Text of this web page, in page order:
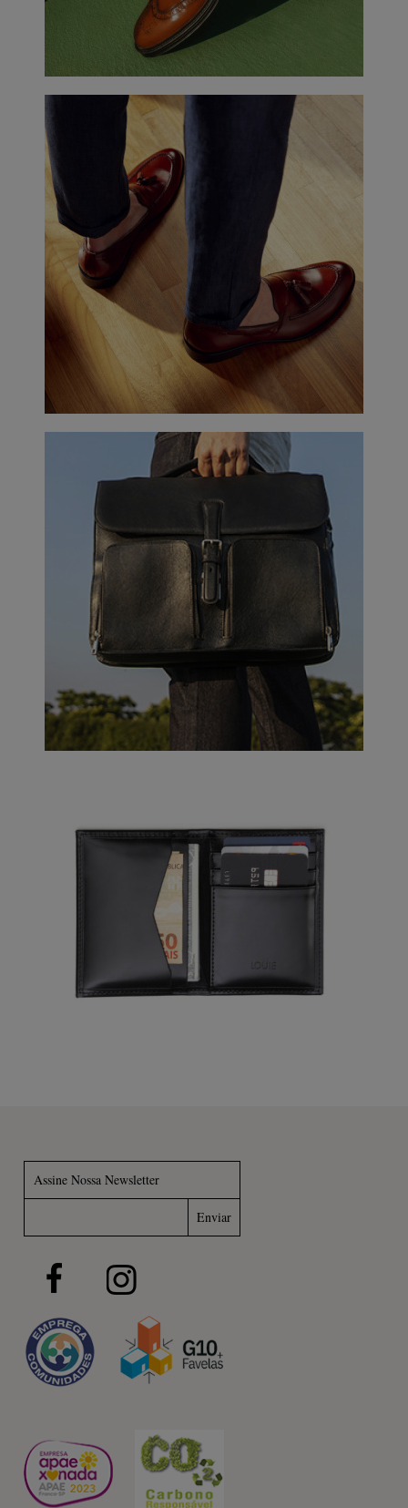
Assine Nossa Newsletter